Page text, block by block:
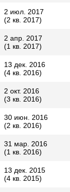
2 июл. 2017
(2 кв. 2017)
2 апр. 2017
(1 кв. 2017)
13 дек. 2016
(4 кв. 2016)
2 окт. 2016
(3 кв. 2016)
30 июн. 2016
(2 кв. 2016)
31 мар. 2016
(1 кв. 2016)
13 дек. 2015
(4 кв. 2015)